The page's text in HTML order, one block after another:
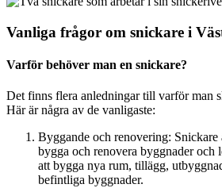
Vanliga frågor om snickare i
Varför behöver man en snickare?
Det finns flera anledningar till varför man
Här är några av de vanligaste:
Byggande och renovering: Snickare
bygga och renovera byggnader och
att bygga nya rum, tillägg,
befintliga byggnader.